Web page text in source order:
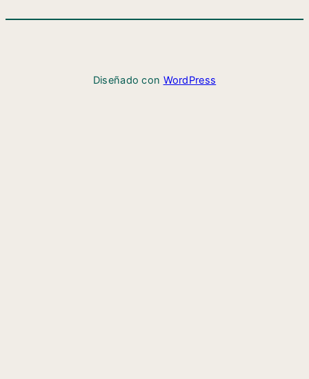
Diseñado con WordPress